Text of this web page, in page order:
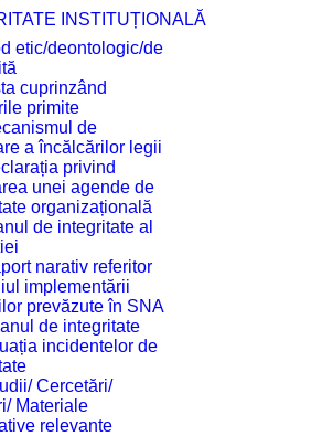
INSTITUȚIONALĂ
etic/deontologic/de
cuprinzând
primite
de
a încălcărilor legii
privind
unei agende de
organizațională
de integritate al
narativ referitor
implementării
prevăzute în SNA
de integritate
incidentelor de
Cercetări/
Materiale
relevante